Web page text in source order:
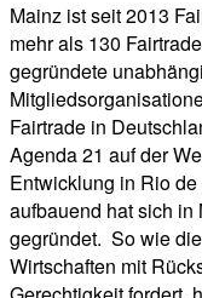
Mainz ist seit 2013
mehr als 130
gegründete
Fairtrade in
Agenda 21 auf der
Entwicklung in Rio
aufbauend hat sich in
gegründet. So wie
Wirtschaften mit